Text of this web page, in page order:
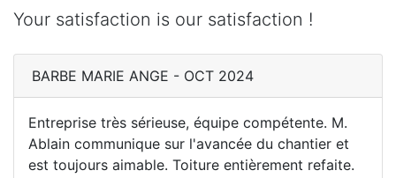
Your satisfaction is our satisfaction !
BARBE MARIE ANGE - OCT 2024
Entreprise très sérieuse, équipe compétente. M.
Ablain communique sur l'avancée du chantier et
est toujours aimable. Toiture entièrement refaite.